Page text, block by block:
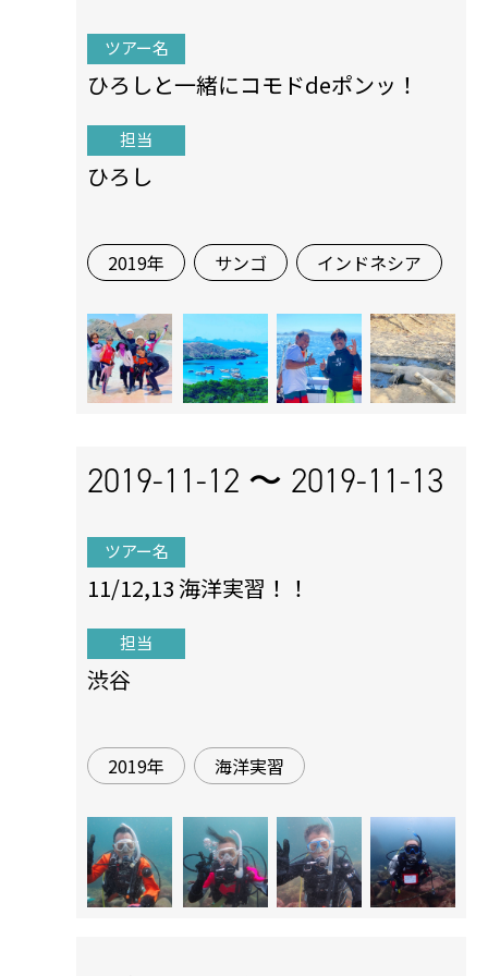
ツアー名
ひろしと一緒にコモドdeポンッ！
担当
ひろし
2019年 サンゴ インドネシア
2019-11-12 〜 2019-11-13
ツアー名
11/12,13 海洋実習！！
担当
渋谷
2019年 海洋実習